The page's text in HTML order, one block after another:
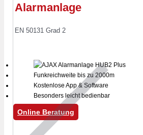
Alarmanlage
EN 50131 Grad 2
Funkreichweite bis zu 2000m
Kostenlose App & Software
Besonders leicht bedienbar
Online Beratung